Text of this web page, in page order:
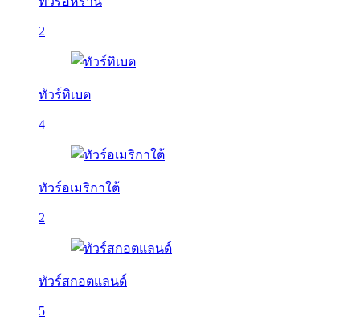
2
ทัวร์ทิเบต
4
ทัวร์อเมริกาใต้
2
ทัวร์สกอตแลนด์
5